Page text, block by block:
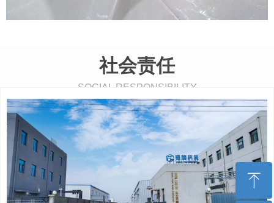
社会责任
SOCIAL RESPONSIBILITY
ꁸ